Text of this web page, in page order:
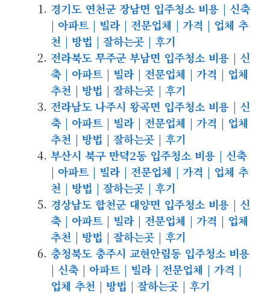
경기도 연천군 장남면 입주청소 비용 | 신축
| 아파트 | 빌라 | 전문업체 | 가격 | 업체 추
천 | 방법 | 잘하는곳 | 후기
전라북도 무주군 부남면 입주청소 비용 | 신
축 | 아파트 | 빌라 | 전문업체 | 가격 | 업체
추천 | 방법 | 잘하는곳 | 후기
전라남도 나주시 왕곡면 입주청소 비용 | 신
축 | 아파트 | 빌라 | 전문업체 | 가격 | 업체
추천 | 방법 | 잘하는곳 | 후기
부산시 북구 만덕2동 입주청소 비용 | 신축
| 아파트 | 빌라 | 전문업체 | 가격 | 업체 추
천 | 방법 | 잘하는곳 | 후기
경상남도 합천군 대양면 입주청소 비용 | 신
축 | 아파트 | 빌라 | 전문업체 | 가격 | 업체
추천 | 방법 | 잘하는곳 | 후기
충청북도 충주시 교현안림동 입주청소 비용
| 신축 | 아파트 | 빌라 | 전문업체 | 가격 |
업체 추천 | 방법 | 잘하는곳 | 후기